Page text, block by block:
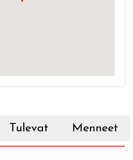
Tulevat Menneet